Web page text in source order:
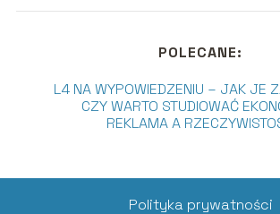
POLECANE:
L4 NA WYPOWIEDZENIU – JAK JE
CZY WARTO STUDIOWAĆ
REKLAMA A
Polityka prywatności